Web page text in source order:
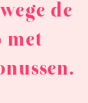
de
met